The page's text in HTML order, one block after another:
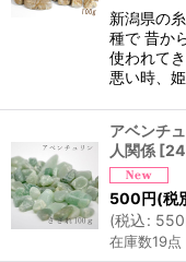
新潟県の
種で 昔か
使われて
悪い時、
アベンチ
人関係 [
500円(税
(税込: 550
在庫数19点